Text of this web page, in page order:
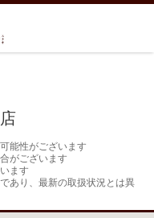
能性がございます
がございます
ます
あり、最新の取扱状況とは異